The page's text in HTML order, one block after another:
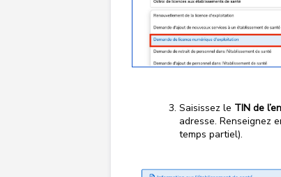
Saisissez le TIN de
adresse. Renseignez
temps partiel).